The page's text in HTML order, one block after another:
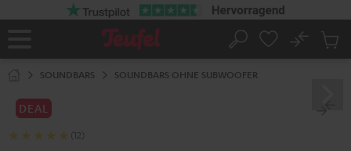
Startseite
Suche
No
SOUNDBARS SOUNDBARS OHNE SUBWOOFER
DEAL
(12)